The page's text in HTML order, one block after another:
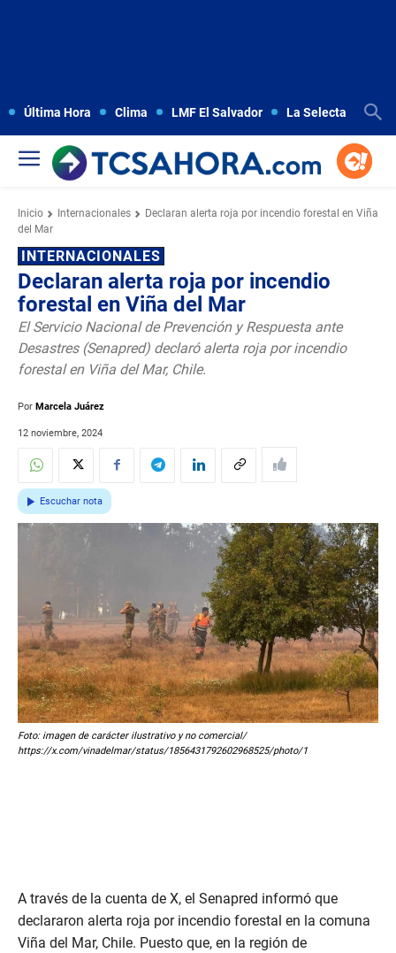
Última Hora Clima LMF El Salvador La Selecta
Inicio Internacionales
Declaran alerta roja por incendio forestal en Viña
del Mar
INTERNACIONALES
Declaran alerta roja por incendio
forestal en Viña del Mar
El Servicio Nacional de Prevención y Respuesta ante
Desastres (Senapred) declaró alerta roja por incendio
forestal en Viña del Mar, Chile.
Por Marcela Juárez
12 noviembre, 2024
Escuchar nota
Foto: imagen de carácter ilustrativo y no comercial/
https://x.com/vinadelmar/status/1856431792602968525/photo/1
A través de la cuenta de X, el Senapred informó que
declararon alerta roja por incendio forestal en la comuna
Viña del Mar, Chile. Puesto que, en la región de